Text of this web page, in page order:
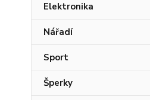
Elektronika
Nářadí
Sport
Šperky